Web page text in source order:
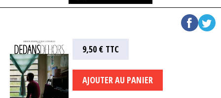
9,50 € TTC